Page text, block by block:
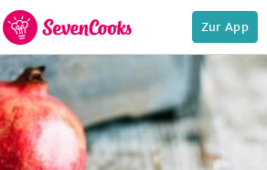
zur
Startseite
Zur App